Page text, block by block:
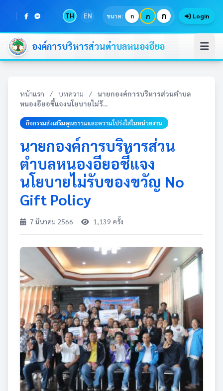
TH EN ขนาด: ก ก ก Login
องค์การบริหารส่วนตำบลหนองอียอ
หน้าแรก / บทความ /
นายกองค์การบริหารส่วนตำบล
หนองอียอชี้แจงนโยบายไม่รั...
กิจกรรมส่งเสริมคุณธรรมและความโปร่งใสในหน่วยงาน
นายกองค์การบริหารส่วน
ตำบลหนองอียอชี้แจง
นโยบายไม่รับของขวัญ No
Gift Policy
7 มีนาคม 2566 1,139 ครั้ง